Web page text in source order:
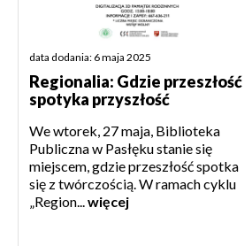
data dodania: 6 maja 2025
Regionalia: Gdzie przeszłość
spotyka przyszłość
We wtorek, 27 maja, Biblioteka
Publiczna w Pasłęku stanie się
miejscem, gdzie przeszłość spotka
się z twórczością. W ramach cyklu
„Region...więcej